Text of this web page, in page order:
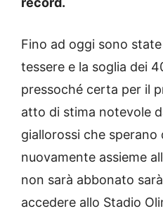
Fino ad oggi sono
tessere e la soglia dei
pressoché certa per il
atto di stima notevole
giallorossi che
nuovamente assieme
non sarà abbonato
accedere allo Stadio